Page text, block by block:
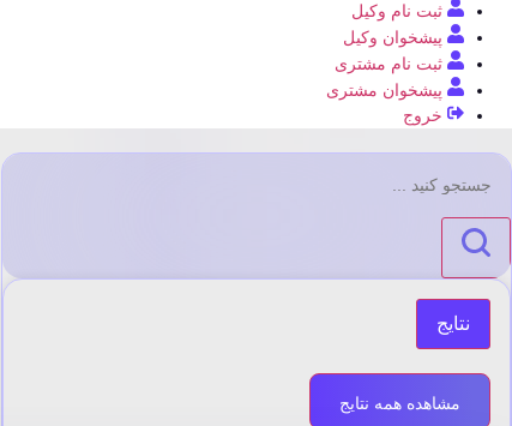
ثبت نام وکیل
پیشخوان وکیل
ثبت نام مشتری
پیشخوان مشتری
خروج
جستجو
نتایج
مشاهده همه نتایج